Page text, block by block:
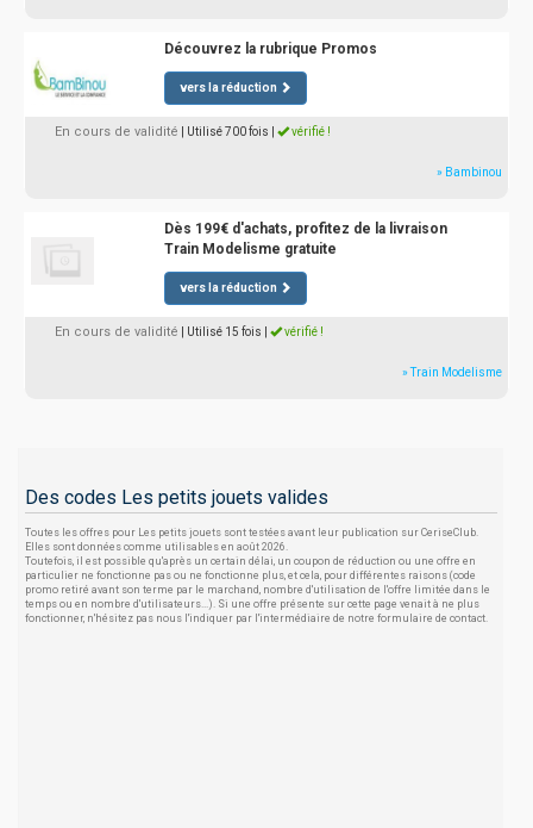
Découvrez la rubrique Promos
vers la réduction
En cours de validité | Utilisé 700 fois vérifié !
» Bambinou
Dès 199€ d'achats, profitez de la livraison
Train Modelisme gratuite
vers la réduction
En cours de validité | Utilisé 15 fois vérifié !
» Train Modelisme
Des codes Les petits jouets valides
Toutes les offres pour Les petits jouets sont testées avant leur publication sur CeriseClub.
Elles sont données comme utilisables en août 2026.
Toutefois, il est possible qu'après un certain délai, un coupon de réduction ou une offre en
particulier ne fonctionne pas ou ne fonctionne plus, et cela, pour différentes raisons (code
promo retiré avant son terme par le marchand, nombre d'utilisation de l'offre limitée dans le
temps ou en nombre d'utilisateurs...). Si une offre présente sur cette page venait à ne plus
fonctionner, n'hésitez pas nous l'indiquer par l'intermédiaire de notre formulaire de contact.